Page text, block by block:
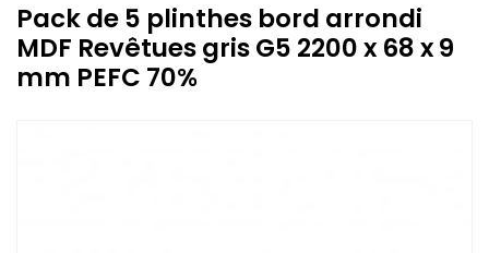
Pack de 5 plinthes bord arrondi
MDF Revêtues gris G5 2200 x 68 x 9
mm PEFC 70%